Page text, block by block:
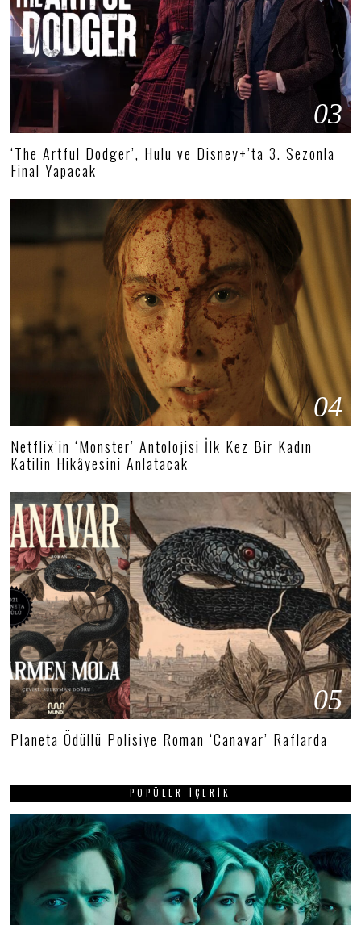
03
‘The Artful Dodger’, Hulu ve Disney+’ta 3. Sezonla
Final Yapacak
04
Netflix’in ‘Monster’ Antolojisi İlk Kez Bir Kadın
Katilin Hikâyesini Anlatacak
05
Planeta Ödüllü Polisiye Roman ‘Canavar’ Raflarda
POPÜLER İÇERIK